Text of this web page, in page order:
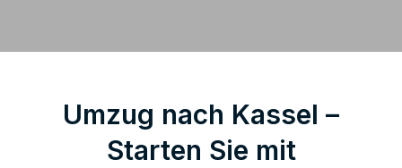
Umzug nach Kassel –
Starten Sie mit